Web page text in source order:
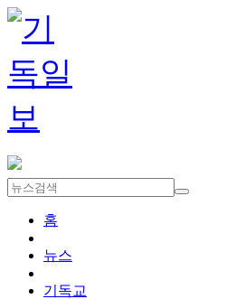
홈
뉴스
기독교